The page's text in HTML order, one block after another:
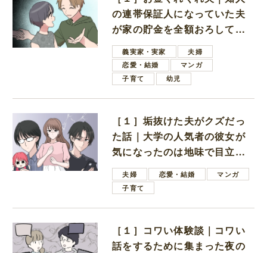
の連帯保証人になっていた夫
が家の貯金を全額おろしてほ
しいと言ってきた
義実家・実家
夫婦
恋愛・結婚
マンガ
子育て
幼児
［１］垢抜けた夫がクズだっ
た話｜大学の人気者の彼女が
気になったのは地味で目立た
ない男子学生
夫婦 恋愛・結婚
マンガ
子育て
［１］コワい体験談｜コワい
話をするために集まった夜の